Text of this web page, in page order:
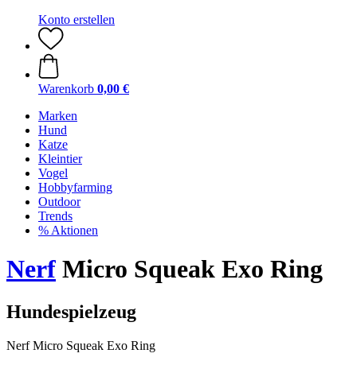
Konto erstellen
Warenkorb 0,00 €
Marken
Hund
Katze
Kleintier
Vogel
Hobbyfarming
Outdoor
Trends
% Aktionen
Nerf Micro Squeak Exo Ring
Hundespielzeug
Nerf Micro Squeak Exo Ring